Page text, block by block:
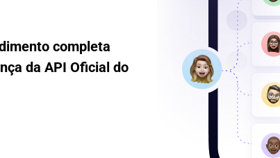
completa
da API Oficial do